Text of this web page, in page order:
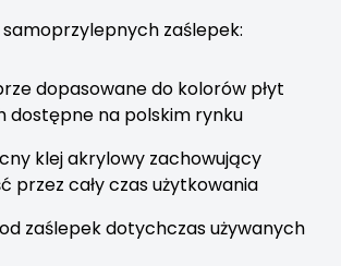
samoprzylepnych zaślepek:
dopasowane do kolorów płyt
dostępne na polskim rynku
klej akrylowy zachowujący
przez cały czas użytkowania
zaślepek dotychczas używanych